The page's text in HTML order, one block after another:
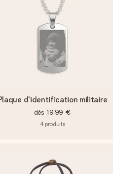
d'identification militaire
dès 19,99 €
4 produits